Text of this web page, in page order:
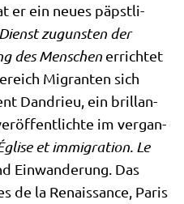
er ein neu­es päpst­li­
zugun­sten der
des Men­schen errich­tet
Migran­ten sich
Dan­drieu, ein bril­lan­
im ver­gan­
et immi­gra­ti­on. Le
Ein­wan­de­rung. Das
de la Renais­sance, Paris